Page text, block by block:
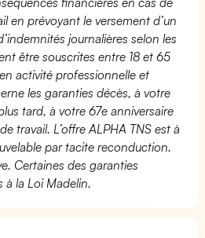
en prévoyant le versement d’un
journalières selon les
être souscrites entre 18 et 65
activité professionnelle et
les garanties décès, à votre
tard, à votre 67e anniversaire
travail. L’offre ALPHA TNS est à
par tacite reconduction.
Certaines des garanties
à la Loi Madelin.